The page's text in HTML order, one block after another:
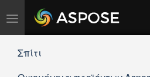
Εναλλαγή
πλοήγησης
Σπίτι